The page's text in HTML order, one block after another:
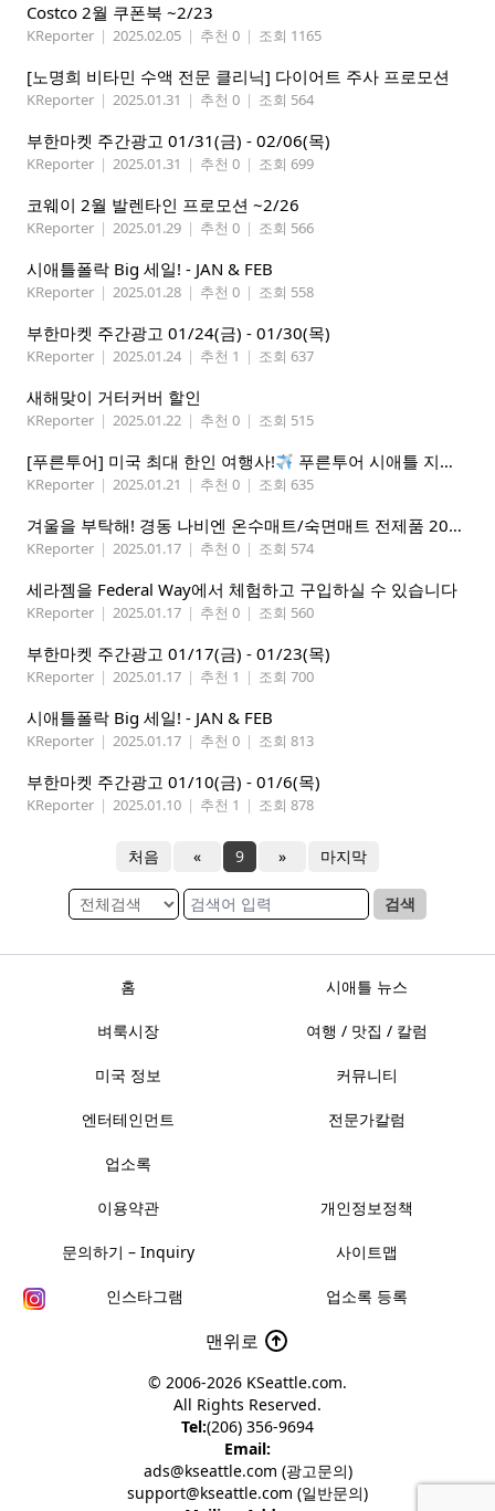
Costco 2월 쿠폰북 ~2/23
KReporter | 2025.02.05 | 추천 0 | 조회 1165
[노명희 비타민 수액 전문 클리닉] 다이어트 주사 프로모션
KReporter | 2025.01.31 | 추천 0 | 조회 564
부한마켓 주간광고 01/31(금) - 02/06(목)
KReporter | 2025.01.31 | 추천 0 | 조회 699
코웨이 2월 발렌타인 프로모션 ~2/26
KReporter | 2025.01.29 | 추천 0 | 조회 566
시애틀폴락 Big 세일! - JAN & FEB
KReporter | 2025.01.28 | 추천 0 | 조회 558
부한마켓 주간광고 01/24(금) - 01/30(목)
KReporter | 2025.01.24 | 추천 1 | 조회 637
새해맞이 거터커버 할인
KReporter | 2025.01.22 | 추천 0 | 조회 515
[푸른투어] 미국 최대 한인 여행사! 푸른투어 시애틀 지점 오픈특가, 최대 300불 할인!
KReporter | 2025.01.21 | 추천 0 | 조회 635
겨울을 부탁해! 경동 나비엔 온수매트/숙면매트 전제품 20% 할인
KReporter | 2025.01.17 | 추천 0 | 조회 574
세라젬을 Federal Way에서 체험하고 구입하실 수 있습니다
KReporter | 2025.01.17 | 추천 0 | 조회 560
부한마켓 주간광고 01/17(금) - 01/23(목)
KReporter | 2025.01.17 | 추천 1 | 조회 700
시애틀폴락 Big 세일! - JAN & FEB
KReporter | 2025.01.17 | 추천 0 | 조회 813
부한마켓 주간광고 01/10(금) - 01/6(목)
KReporter | 2025.01.10 | 추천 1 | 조회 878
처음 « 9 » 마지막
검색
홈 시애틀 뉴스
벼룩시장 여행 / 맛집 / 칼럼
미국 정보 커뮤니티
엔터테인먼트 전문가칼럼
업소록
이용약관 개인정보정책
문의하기 – Inquiry 사이트맵
인스타그램 업소록 등록
맨위로
© 2006-2026 KSeattle.com.
All Rights Reserved.
Tel:(206) 356-9694
Email:
ads@kseattle.com (광고문의)
support@kseattle.com (일반문의)